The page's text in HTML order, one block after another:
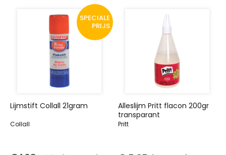
SPECIALE
PRIJS
Lijmstift Collall 21gram
Collall
Alleslijm Pritt flacon 200gr
transparant
Pritt